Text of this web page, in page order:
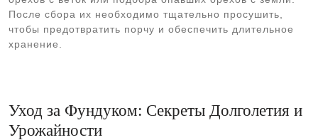
После сбора их необходимо тщательно просушить,
чтобы предотвратить порчу и обеспечить длительное
хранение.
Уход за Фундуком: Секреты Долголетия и
Урожайности